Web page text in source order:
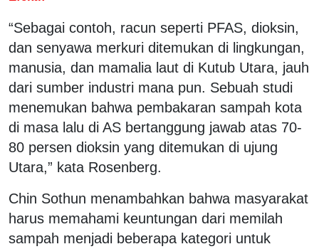
“Sebagai contoh, racun seperti PFAS, dioksin,
dan senyawa merkuri ditemukan di lingkungan,
manusia, dan mamalia laut di Kutub Utara, jauh
dari sumber industri mana pun. Sebuah studi
menemukan bahwa pembakaran sampah kota
di masa lalu di AS bertanggung jawab atas 70-
80 persen dioksin yang ditemukan di ujung
Utara,” kata Rosenberg.
Chin Sothun menambahkan bahwa masyarakat
harus memahami keuntungan dari memilah
sampah menjadi beberapa kategori untuk